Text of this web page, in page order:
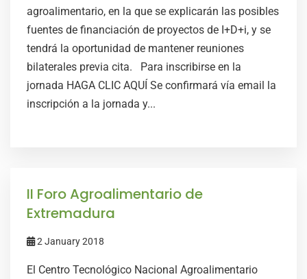
agroalimentario, en la que se explicarán las posibles
fuentes de financiación de proyectos de I+D+i, y se
tendrá la oportunidad de mantener reuniones
bilaterales previa cita. Para inscribirse en la
jornada HAGA CLIC AQUÍ Se confirmará vía email la
inscripción a la jornada y...
II Foro Agroalimentario de
Extremadura
2 January 2018
El Centro Tecnológico Nacional Agroalimentario